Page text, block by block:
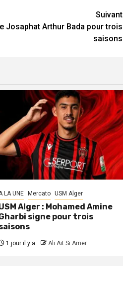
Suivant
Josaphat Arthur Bada pour trois
saisons
LA UNE Mercato USM Alger
Alger : Mohamed Amine
signe pour trois
1 jour il y a Ali Ait Si Amer